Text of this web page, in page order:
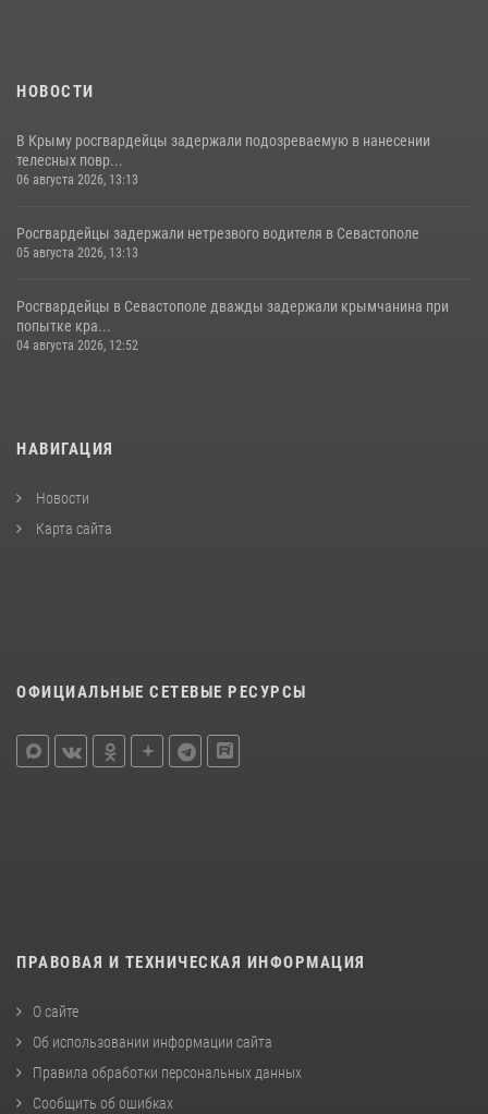
НОВОСТИ
В Крыму росгвардейцы задержали подозреваемую в нанесении
телесных повр...
06 августа 2026, 13:13
Росгвардейцы задержали нетрезвого водителя в Севастополе
05 августа 2026, 13:13
Росгвардейцы в Севастополе дважды задержали крымчанина при
попытке кра...
04 августа 2026, 12:52
НАВИГАЦИЯ
Новости
Карта сайта
ОФИЦИАЛЬНЫЕ СЕТЕВЫЕ РЕСУРСЫ
ПРАВОВАЯ И ТЕХНИЧЕСКАЯ ИНФОРМАЦИЯ
О сайте
Об использовании информации сайта
Правила обработки персональных данных
Сообщить об ошибках